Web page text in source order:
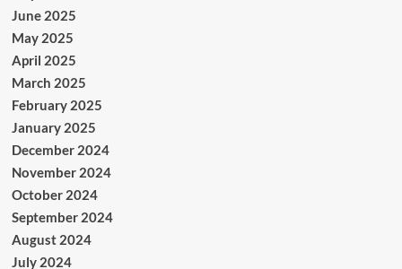
June 2025
May 2025
April 2025
March 2025
February 2025
January 2025
December 2024
November 2024
October 2024
September 2024
August 2024
July 2024